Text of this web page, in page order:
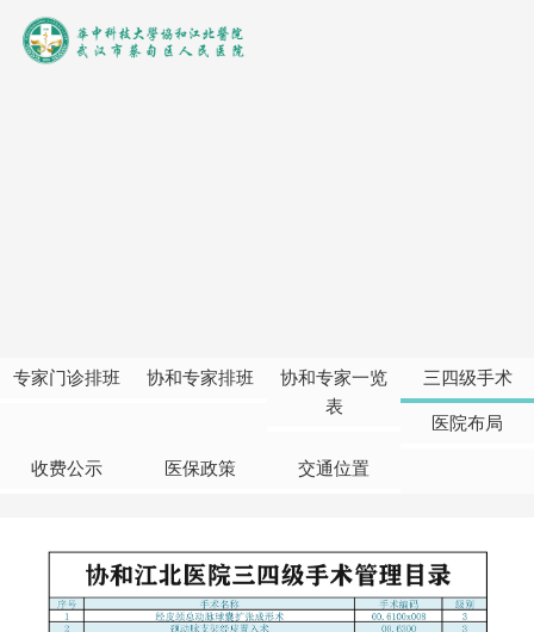
专家门诊排班 协和专家排班
协和专家一览
表
三四级手术
医院布局
收费公示 医保政策 交通位置